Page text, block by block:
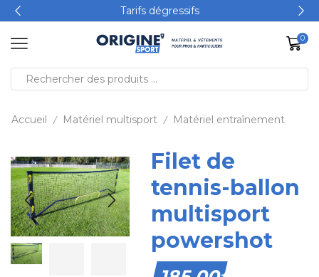
Tarifs dégressifs
0
Accueil / Matériel multisport / Matériel entraînement
Filet de
tennis-ballon
multisport
powershot